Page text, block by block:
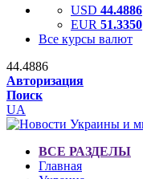
USD 44.4886
EUR 51.3350
Все курсы валют
44.4886
Авторизация
Поиск
UA
ВСЕ РАЗДЕЛЫ
Главная